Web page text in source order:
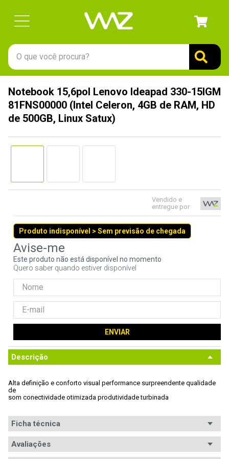
O que você procura?
Notebook 15,6pol Lenovo Ideapad 330-15IGM
81FNS00000 (Intel Celeron, 4GB de RAM, HD
de 500GB, Linux Satux)
Vendido e
entregue por
Produto indisponível > Sem previsão de chegada
Este produto não está disponível no momento
Quero saber quando estiver disponível
ENVIAR
Descrição
Alta definição e conforto visual performance surpreendente qualidade
de
som conectividade otimizada produtividade turbinada
Ficha técnica
Processador
Avaliações
1º
gabinete
2º
keychron
8º
fractal
9º
controle
10º hd